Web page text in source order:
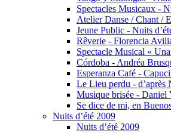
Spectacles Musicaux -
Atelier Danse / Chant /
Jeune Public - Nuits
Rêverie - Florencia
Spectacle Musical «
Córdoba - Andréa
Esperanza Café -
Le Lieu perdu - d’après
Musique brisée - Daniel
Se dice de mi, en
Nuits d’été 2009
Nuits d’été 2009